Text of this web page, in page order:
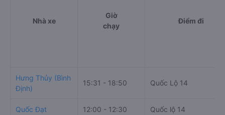
Nhà xe
Giờ
chạy
Điểm đi
Hưng Thủy (Bình
Định)
15:31 - 18:50 Quốc Lộ 14
Quốc Đạt 12:00 - 12:30 Quốc lộ 14